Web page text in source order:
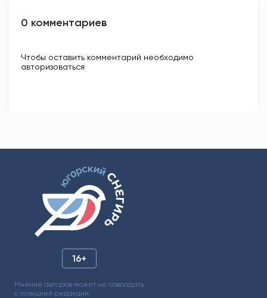
0 комментариев
Чтобы оставить комментарий необходимо
авторизоваться
16+
Мнение авторов может не совпадать
с позицией редакции.